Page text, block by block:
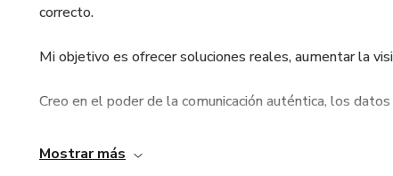
correcto.
Mi objetivo es ofrecer soluciones reales, aumentar la
Creo en el poder de la comunicación auténtica, los
Cada proyecto que desarrollo está diseñado para
Mostrar más